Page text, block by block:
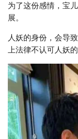
为了这份感情，宝
展。
人妖的身份，会导
上法律不认可人妖